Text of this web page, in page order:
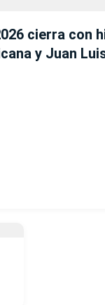
cierra con
y Juan